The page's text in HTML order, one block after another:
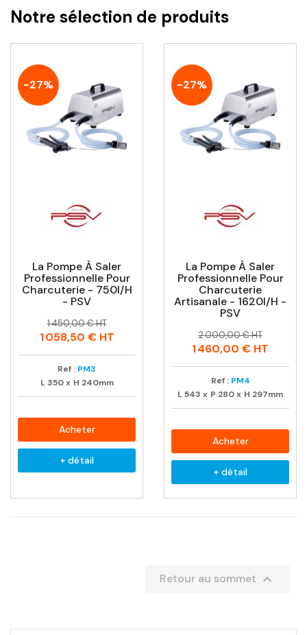
Notre sélection de produits
-27%
La Pompe À Saler
Professionnelle Pour
Charcuterie - 750l/h
- PSV
Prix
Prix
habituel
1 450,00 € HT
1 058,50 €HT
Ref : PM3
L 350 x H 240mm
Acheter
+ détail
-27%
La Pompe À Saler
Professionnelle Pour
Charcuterie
Artisanale - 1620l/h -
PSV
Prix
Prix
habituel
2 000,00 € HT
1 460,00 € HT
Ref : PM4
L543 x P 280x H 297mm
Acheter
+ détail
Retour au sommet 